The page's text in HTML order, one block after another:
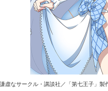
虚なサークル・講談社／「第七王子」製